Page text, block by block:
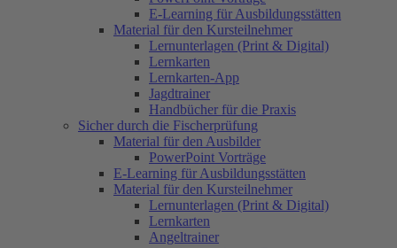
E-Learning für Ausbildungsstätten
Material für den Kursteilnehmer
Lernunterlagen (Print & Digital)
Lernkarten
Lernkarten-App
Jagdtrainer
Handbücher für die Praxis
Sicher durch die Fischerprüfung
Material für den Ausbilder
PowerPoint Vorträge
E-Learning für Ausbildungsstätten
Material für den Kursteilnehmer
Lernunterlagen (Print & Digital)
Lernkarten
Angeltrainer